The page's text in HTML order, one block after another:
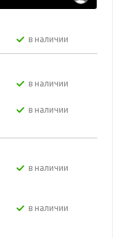
в наличии
в наличии
в наличии
в наличии
в наличии